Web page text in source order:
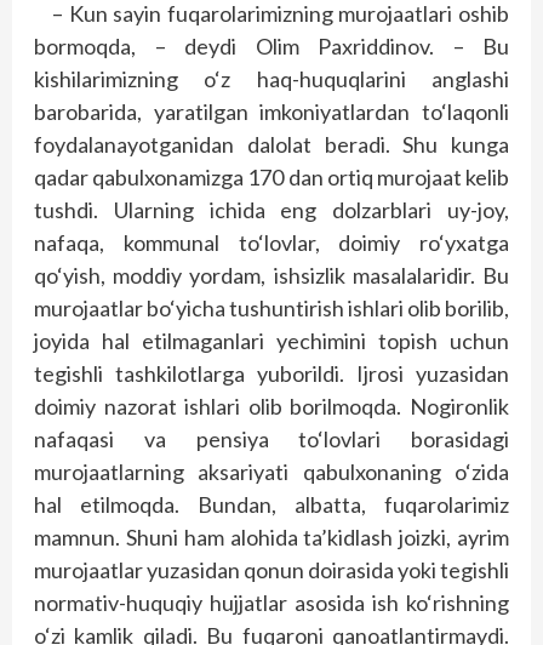
– Kun sayin fuqarolarimizning murojaatlari oshib
bormoqda, – deydi Olim Paxriddinov. – Bu
kishilarimizning o‘z haq-huquqlarini anglashi
barobarida, yaratilgan imkoniyatlardan to‘laqonli
foydalanayotganidan dalolat beradi. Shu kunga
qadar qabulxonamizga 170 dan ortiq murojaat kelib
tushdi. Ularning ichida eng dolzarblari uy-joy,
nafaqa, kommunal to‘lovlar, doimiy ro‘yxatga
qo‘yish, moddiy yordam, ishsizlik masalalaridir. Bu
murojaatlar bo‘yicha tushuntirish ishlari olib borilib,
joyida hal etilmaganlari yechimini topish uchun
tegishli tashkilotlarga yuborildi. Ijrosi yuzasidan
doimiy nazorat ishlari olib borilmoqda. Nogironlik
nafaqasi va pensiya to‘lovlari borasidagi
murojaatlarning aksariyati qabulxonaning o‘zida
hal etilmoqda. Bundan, albatta, fuqarolarimiz
mamnun. Shuni ham alohida ta’kidlash joizki, ayrim
murojaatlar yuzasidan qonun doirasida yoki tegishli
normativ-huquqiy hujjatlar asosida ish ko‘rishning
o‘zi kamlik qiladi. Bu fuqaroni qanoatlantirmaydi.